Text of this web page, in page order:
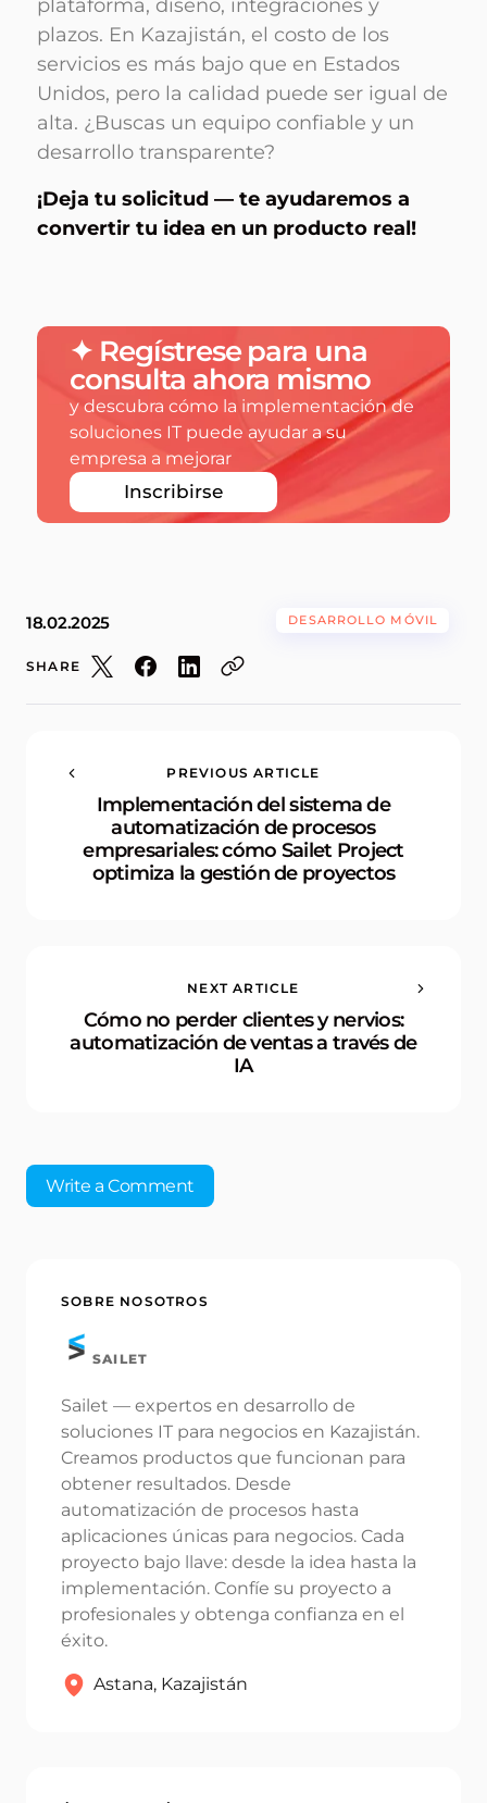
plataforma, diseño, integraciones y
plazos. En Kazajistán, el costo de los
servicios es más bajo que en Estados
Unidos, pero la calidad puede ser igual de
alta. ¿Buscas un equipo confiable y un
desarrollo transparente?
¡Deja tu solicitud — te ayudaremos a
convertir tu idea en un producto real!
✦ Regístrese para una
consulta ahora mismo
y descubra cómo la implementación de
soluciones IT puede ayudar a su
empresa a mejorar
Inscribirse
18.02.2025 DESARROLLO MÓVIL
SHARE
PREVIOUS ARTICLE
Implementación del sistema de
automatización de procesos
empresariales: cómo Sailet Project
optimiza la gestión de proyectos
NEXT ARTICLE
Cómo no perder clientes y nervios:
automatización de ventas a través de
IA
Write a Comment
Tu dirección de correo electrónico no será
marcados con
Your Comment *
Email *
SOBRE NOSOTROS
SAILET
Sailet — expertos en desarrollo de
soluciones IT para negocios en Kazajistán.
Creamos productos que funcionan para
obtener resultados. Desde
automatización de procesos hasta
aplicaciones únicas para negocios. Cada
proyecto bajo llave: desde la idea hasta la
implementación. Confíe su proyecto a
profesionales y obtenga confianza en el
éxito.
Astana, Kazajistán